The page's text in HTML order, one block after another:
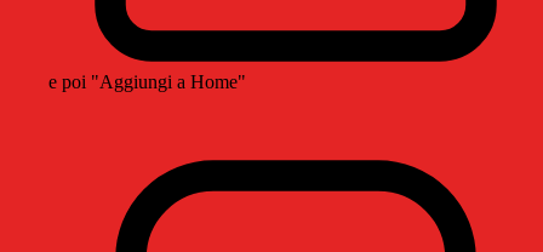
e poi "Aggiungi a Home"